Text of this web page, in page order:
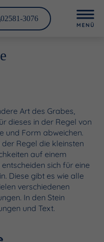
02581-3076
Art des Grabes,
dieses in der Regel von
und Form abweichen.
Regel die kleinsten
auf einem
sich für eine
Diese gibt es wie alle
verschiedenen
In den Stein
und Text.